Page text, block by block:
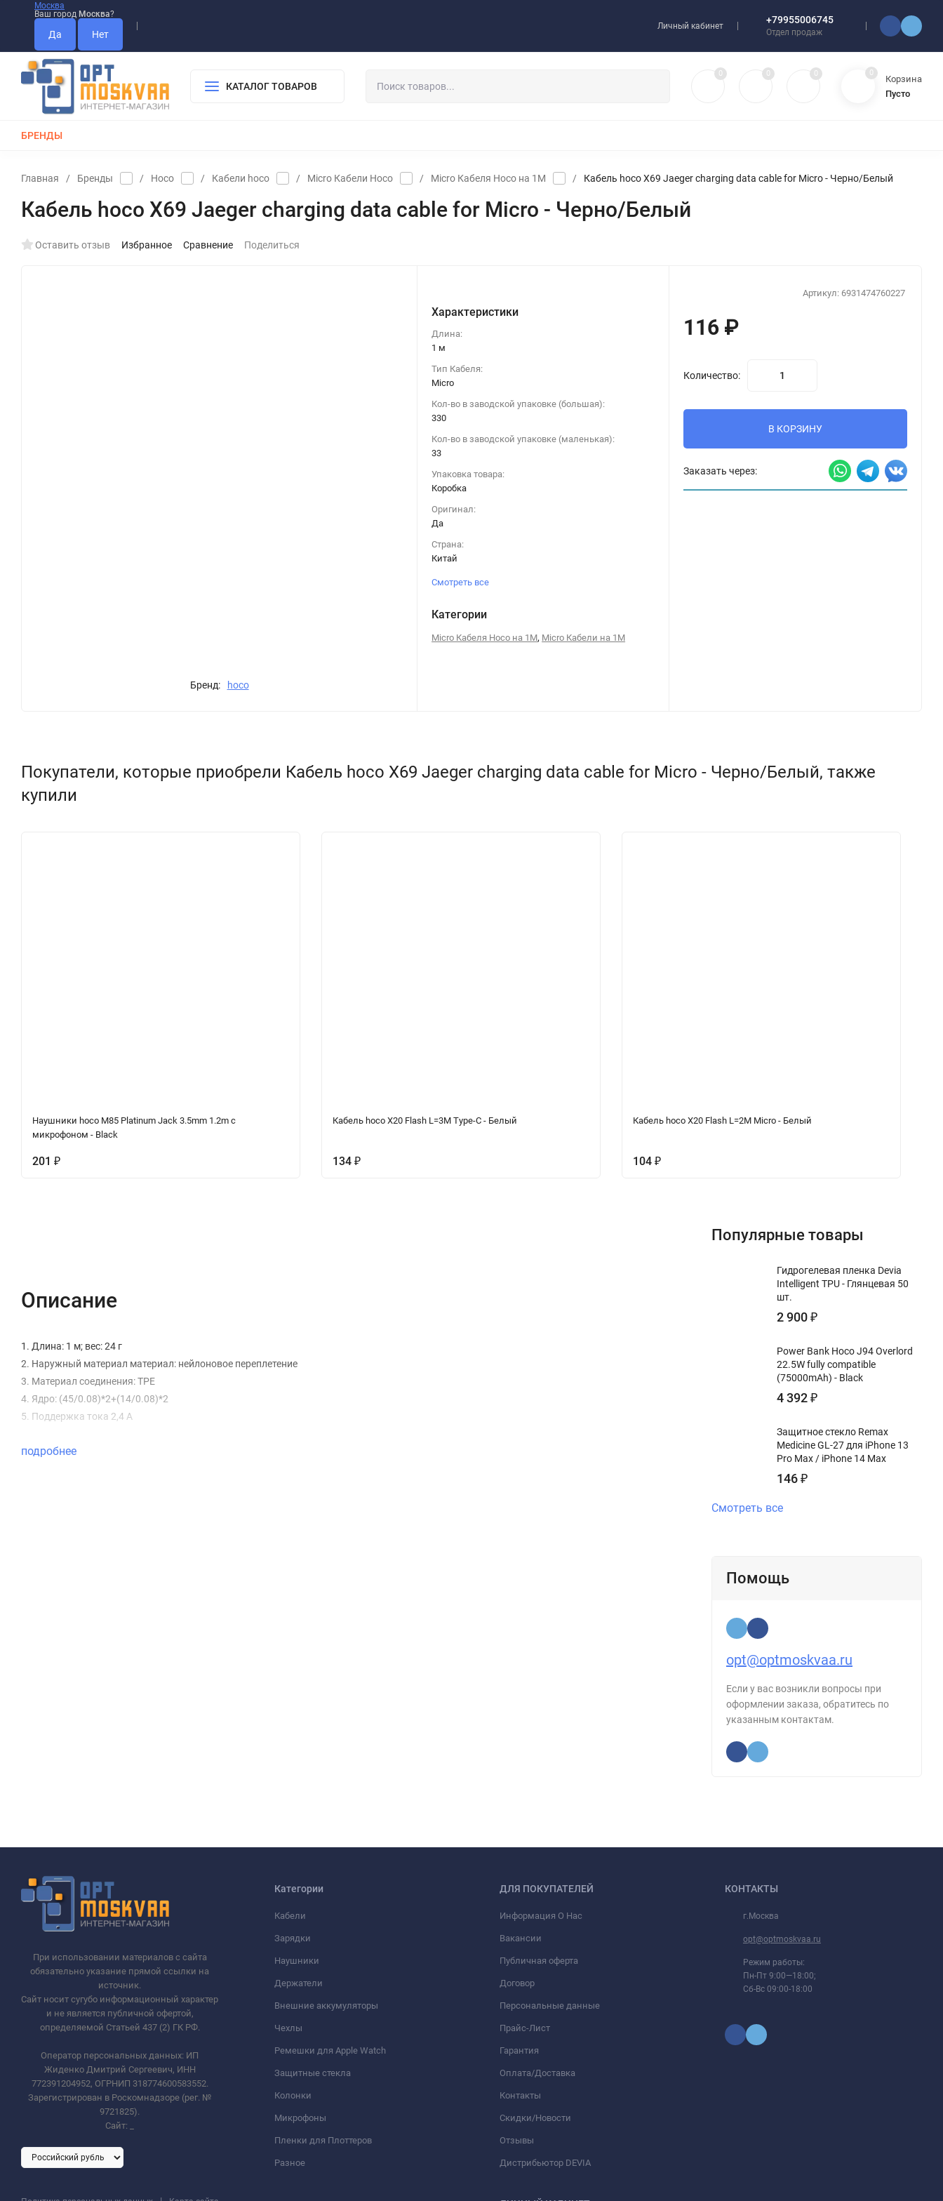
Москва
Ваш город Москва?
Личный кабинет
+79955006745
Отдел продаж
КАТАЛОГ ТОВАРОВ
0 0 0 0
Корзина
Пусто
БРЕНДЫ
Главная / Бренды / Hoco / Кабели hoco / Micro Кабели Hoco / Micro Кабеля Hoco на 1М / Кабель hoco X69 Jaeger charging data cable for Micro - Черно/Белый
Кабель hoco X69 Jaeger charging data cable for Micro - Черно/Белый
Оставить отзыв Избранное Сравнение Поделиться
Бренд: hoco
Характеристики
Длина:
1 м
Тип Кабеля:
Micro
Кол-во в заводской упаковке (большая):
330
Кол-во в заводской упаковке (маленькая):
33
Упаковка товара:
Коробка
Оригинал:
Да
Страна:
Китай
Смотреть все
Категории
Micro Кабеля Hoco на 1М, Micro Кабели на 1М
Артикул: 6931474760227
116 ₽
Количество:
В КОРЗИНУ
Заказать через:
Покупатели, которые приобрели Кабель hoco X69 Jaeger charging data cable for Micro - Черно/Белый, также
купили
Наушники hoco M85 Platinum Jack 3.5mm 1.2m с
микрофоном - Black
201 ₽
Кабель hoco X20 Flash L=3M Type-C - Белый
134 ₽
Кабель hoco X20 Flash L=2M Micro - Белый
104 ₽
Описание
1. Длина: 1 м; вес: 24 г
2. Наружный материал материал: нейлоновое переплетение
3. Материал соединения: TPE
4. Ядро: (45/0.08)*2+(14/0.08)*2
5. Поддержка тока 2,4 А
подробнее
Популярные товары
Гидрогелевая пленка Devia
Intelligent TPU - Глянцевая 50
шт.
2 900₽
Power Bank Hoco J94 Overlord
22.5W fully compatible
(75000mAh) - Black
4 392₽
Защитное стекло Remax
Medicine GL-27 для iPhone 13
Pro Max / iPhone 14 Max
146₽
Смотреть все
Помощь
opt@optmoskvaa.ru
Если у вас возникли вопросы при
оформлении заказа, обратитесь по
указанным контактам.
При использовании материалов с сайта
обязательно указание прямой ссылки на
источник.
Сайт носит сугубо информационный характер
и не является публичной офертой,
определяемой Статьей 437 (2) ГК РФ.
Оператор персональных данных: ИП
Жиденко Дмитрий Сергеевич, ИНН
772391204952, ОГРНИП 318774600583552.
Зарегистрирован в Роскомнадзоре (рег. №
9721825).
Сайт:
Категории
Кабели
Зарядки
Наушники
Держатели
Внешние аккумуляторы
Чехлы
Ремешки для Apple Watch
Защитные стекла
Колонки
Микрофоны
Пленки для Плоттеров
Разное
ДЛЯ ПОКУПАТЕЛЕЙ
Информация О Нас
Вакансии
Публичная оферта
Договор
Персональные данные
Прайс-Лист
Гарантия
Оплата/Доставка
Контакты
Скидки/Новости
Отзывы
Дистрибьютор DEVIA
КОНТАКТЫ
г.Москва
opt@optmoskvaa.ru
Режим работы:
Пн-Пт 9:00—18:00;
Сб-Вс 09:00-18:00